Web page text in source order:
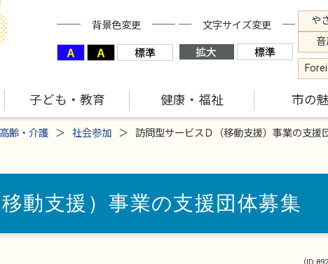
背景色変更 文字サイズ変更
や
子ども・教育 健康・福祉 市の
高齢・介護 社会参加 訪問型サービスＤ（移動支援）事業の支援
動支援）事業の支援団体募集